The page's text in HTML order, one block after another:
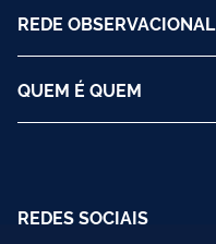
REDE OBSERVACIONAL
QUEM É QUEM
REDES SOCIAIS